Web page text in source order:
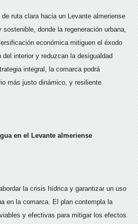
ruta clara hacia un Levante almeriense
donde la regeneración urbana,
económica mitiguen el éxodo
interior y reduzcan la desigualdad
integral, la comarca podrá
más justo dinámico, y resiliente.
en el Levante almeriense
la crisis hídrica y garantizar un uso
en la comarca. El plan contempla la
y efectivas para mitigar los efectos